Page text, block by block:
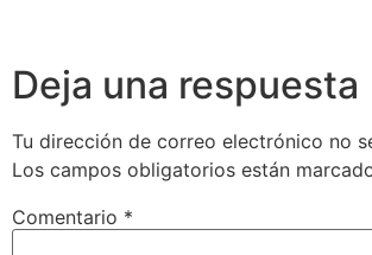
Deja una respuesta
Tu dirección de correo electrónico no
Los campos obligatorios están
Comentario *